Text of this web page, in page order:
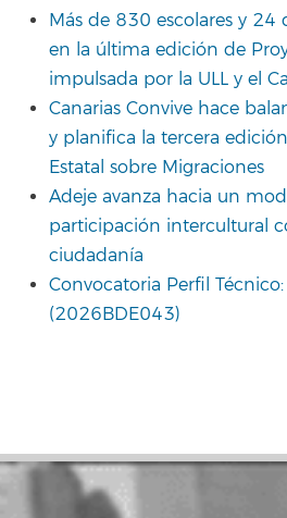
Más de 830 escolares y 24
en la última edición de
impulsada por la ULL y el
Canarias Convive hace
y planifica la tercera
Estatal sobre Migraciones
Adeje avanza hacia un
participación intercultural
ciudadanía
Convocatoria Perfil
(2026BDE043)